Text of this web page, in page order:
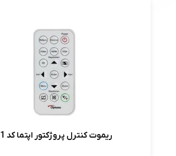
ریموت کنترل پروژکتور اپتما کد 1